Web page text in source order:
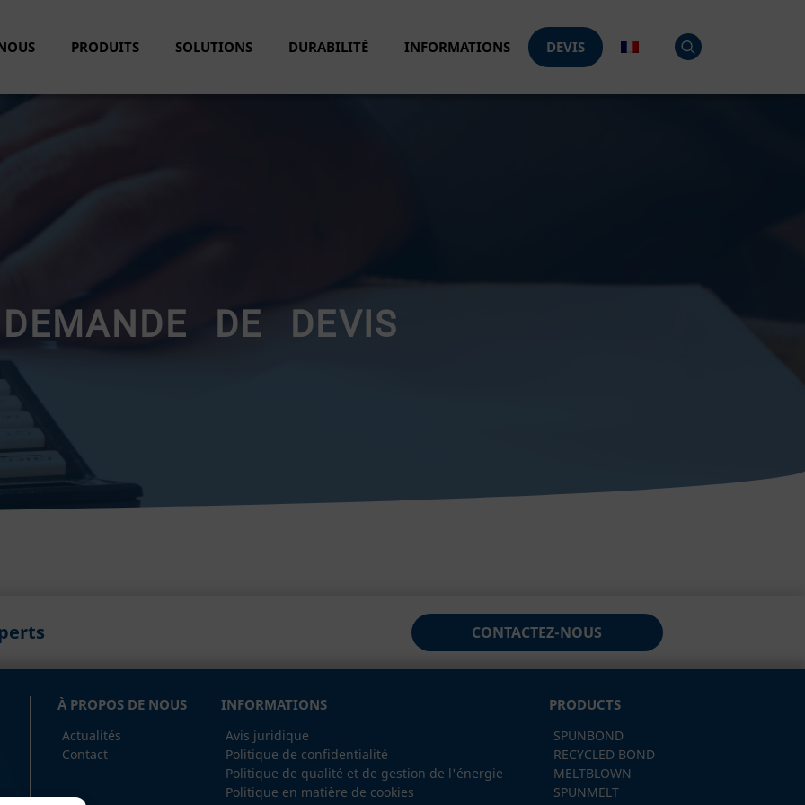
PRODUITS SOLUTIONS DURABILITÉ INFORMATIONS DEVIS
DEMANDE DE DEVIS
CONTACTEZ-NOUS
À PROPOS DE NOUS
Actualités
Contact
INFORMATIONS
Avis juridique
Politique de confidentialité
Politique de qualité et de gestion de l'énergie
Politique en matière de cookies
PRODUCTS
SPUNBOND
RECYCLED BOND
MELTBLOWN
SPUNMELT